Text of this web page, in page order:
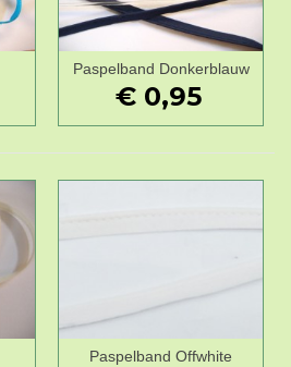
Paspelband Donkerblauw
€ 0,95
Paspelband Offwhite